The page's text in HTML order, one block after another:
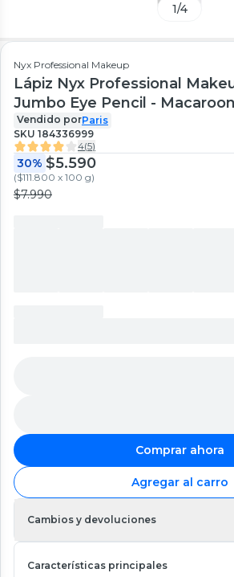
1/4
Nyx Professional Makeup
Lápiz Nyx Professional
Jumbo Eye Pencil - Macaroon
Vendido porParis
SKU 184336999
4(5)
30% $5.590
($111.800 x 100 g)
$7.990
Comprar ahora
Agregar al carro
Cambios y devoluciones
Características principales